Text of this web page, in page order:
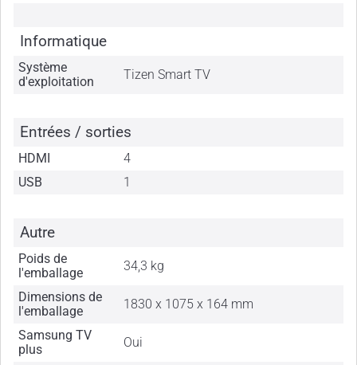
Informatique
Système
d'exploitation
Tizen Smart TV
Entrées / sorties
HDMI
4
USB
1
Autre
Poids de
l'emballage
34,3 kg
Dimensions de
l'emballage
1830 x 1075 x 164 mm
Samsung TV
plus
Oui